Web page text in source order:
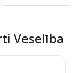
Veselība